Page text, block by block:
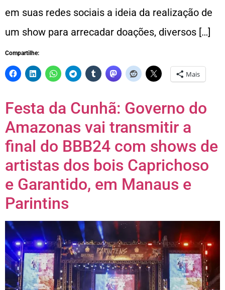
em suas redes sociais a ideia da realização de
um show para arrecadar doações, diversos […]
Compartilhe:
Mais
Festa da Cunhã: Governo do
Amazonas vai transmitir a
final do BBB24 com shows de
artistas dos bois Caprichoso
e Garantido, em Manaus e
Parintins